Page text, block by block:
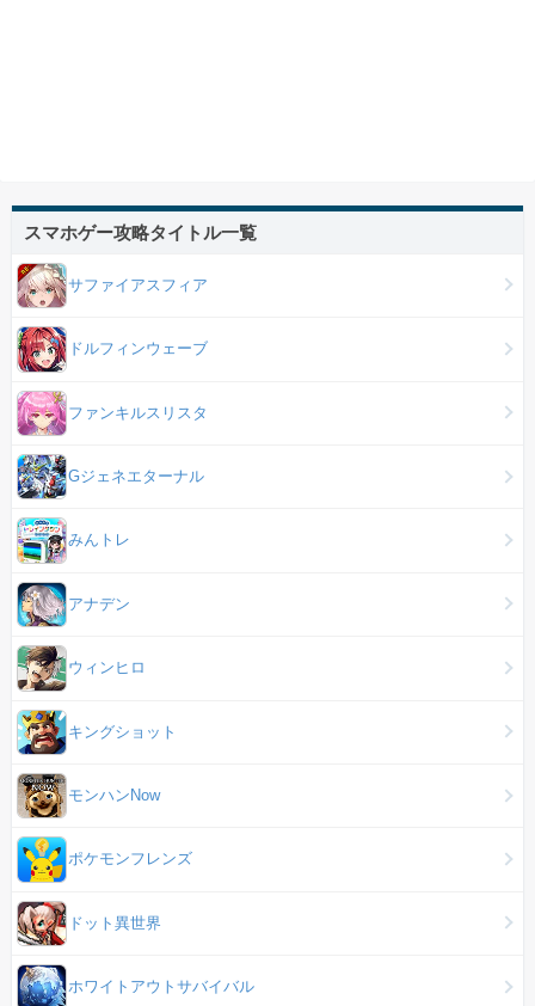
スマホゲー攻略タイトル一覧
サファイアスフィア
ドルフィンウェーブ
ファンキルスリスタ
Gジェネエターナル
みんトレ
アナデン
ウィンヒロ
キングショット
モンハンNow
ポケモンフレンズ
ドット異世界
ホワイトアウトサバイバル